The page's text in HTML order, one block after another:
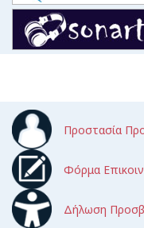
Προστασία
Φόρμα
Δήλωση